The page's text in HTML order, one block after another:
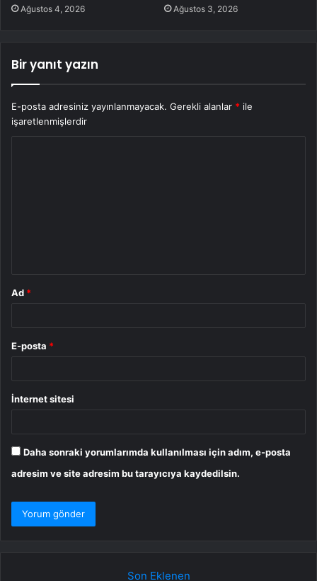
Ağustos 4, 2026 Ağustos 3, 2026
Bir yanıt yazın
E-posta adresiniz yayınlanmayacak. Gerekli alanlar * ile
işaretlenmişlerdir
Ad *
E-posta *
İnternet sitesi
Daha sonraki yorumlarımda kullanılması için adım, e-posta
adresim ve site adresim bu tarayıcıya kaydedilsin.
Son Eklenen